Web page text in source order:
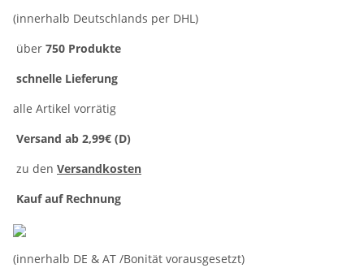
(innerhalb Deutschlands per DHL)
über 750 Produkte
schnelle Lieferung
alle Artikel vorrätig
Versand ab 2,99€ (D)
zu den Versandkosten
Kauf auf Rechnung
(innerhalb DE & AT /Bonität vorausgesetzt)